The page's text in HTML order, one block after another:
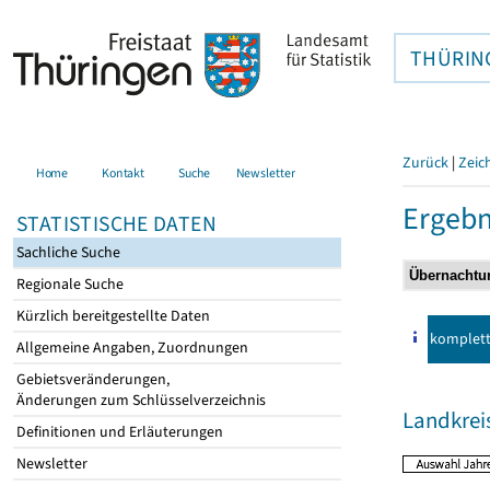
Home Kontakt Suche Newsletter
STATISTISCHE DATEN
Sachliche Suche
Regionale Suche
Kürzlich bereitgestellte Daten
Allgemeine Angaben, Zuordnungen
Gebietsveränderungen,
Änderungen zum Schlüsselverzeichnis
Definitionen und Erläuterungen
Newsletter
Zurück |
komplett